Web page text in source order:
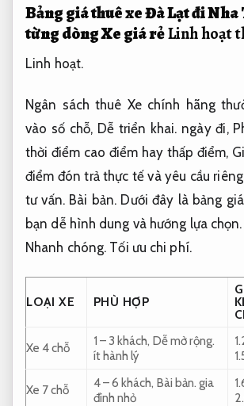
Bảng giá thuê xe Đà Lạt đi
từng dòng Xe giá rẻLinh hoạt
Linh hoạt.
Ngân sách thuê Xe chính hãng
vào số chỗ, Dễ triển khai. ngày đi,
thời điểm cao điểm hay thấp điểm,
điểm đón trả thực tế và yêu cầu
tư vấn. Bài bản. Dưới đây là bảng
bạn dễ hình dung và hướng lựa chọn.
Nhanh chóng. Tối ưu chi phí.
LOẠI XE PHÙ HỢP
Xe 4 chỗ 1 – 3 khách, Dễ mở rộng.
ít hành lý
Xe 7 chỗ 4 – 6 khách, Bài bản. gia
đình nhỏ